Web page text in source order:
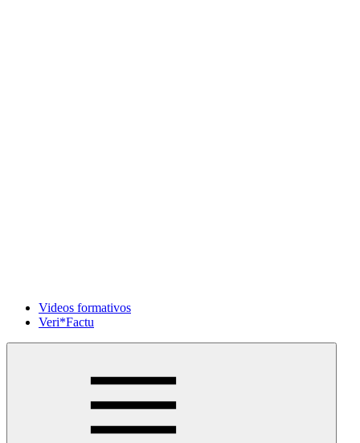
Videos formativos
Veri*Factu